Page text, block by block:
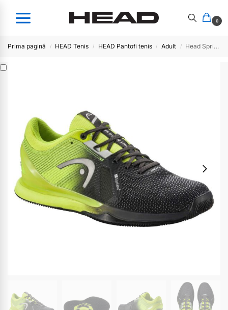
0
Prima pagină / HEAD Tenis / HEAD Pantofi tenis / Adult / Head Sprint Pro 3.0 SF Clay Men BkLi